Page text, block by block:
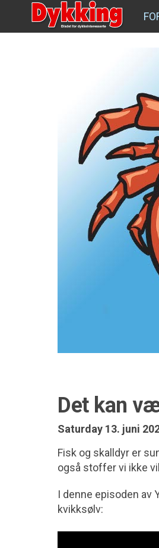
Det kan
Saturday 13. juni
Fisk og skalldyr er
også stoffer vi ikke
I denne episoden av
kvikksølv: